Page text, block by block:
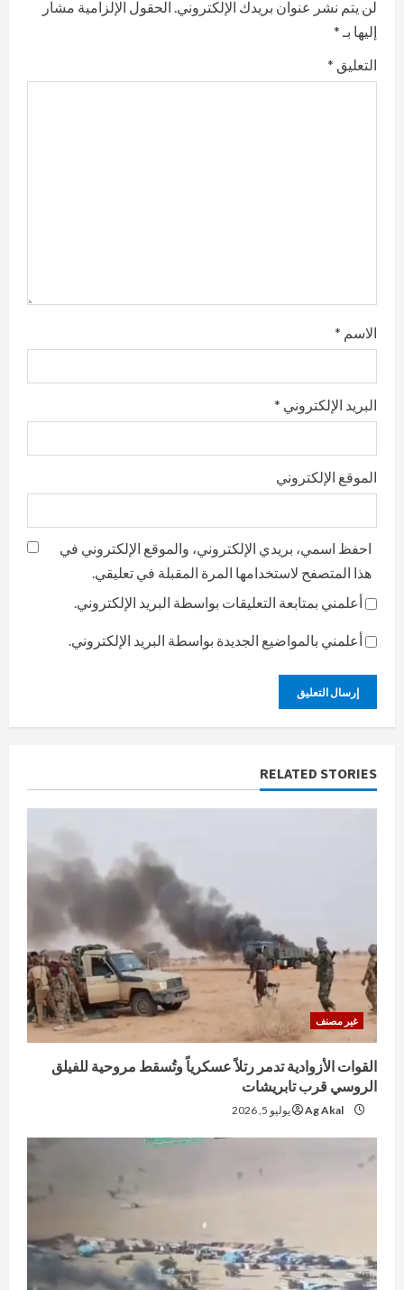
e
R
لن يتم نشر عنوان بريدك الإلكتروني. الحقول الإلزامية مشار
إليها بـ *
التعليق *
الاسم *
البريد الإلكتروني *
الموقع الإلكتروني
احفظ اسمي، بريدي الإلكتروني، والموقع الإلكتروني في
هذا المتصفح لاستخدامها المرة المقبلة في تعليقي.
أعلمني بمتابعة التعليقات بواسطة البريد الإلكتروني.
أعلمني بالمواضيع الجديدة بواسطة البريد الإلكتروني.
RELATED STORIES
غير مصنف
القوات الأزوادية تدمر رتلاً عسكرياً وتُسقط مروحية للفيلق
الروسي قرب تابريشات
Ag Akal يوليو 5, 2026